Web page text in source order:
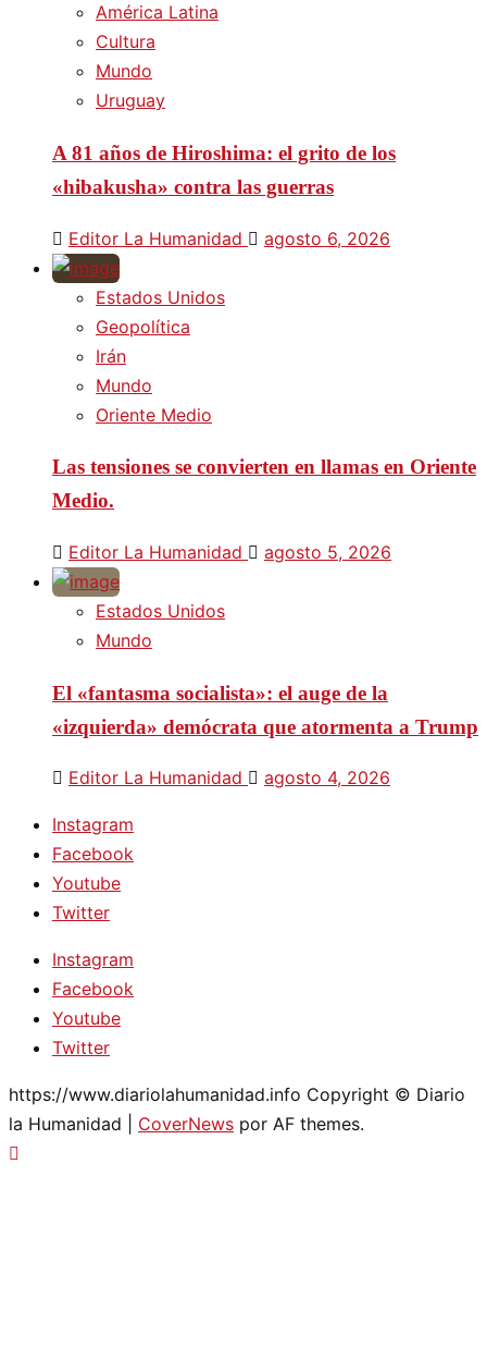
América Latina
Cultura
Mundo
Uruguay
A 81 años de Hiroshima: el grito de los
«hibakusha» contra las guerras
Editor La Humanidad agosto 6, 2026
Estados Unidos
Geopolítica
Irán
Mundo
Oriente Medio
Las tensiones se convierten en llamas en Oriente
Medio.
Editor La Humanidad agosto 5, 2026
Estados Unidos
Mundo
El «fantasma socialista»: el auge de la
«izquierda» demócrata que atormenta a Trump
Editor La Humanidad agosto 4, 2026
Instagram
Facebook
Youtube
Twitter
Instagram
Facebook
Youtube
Twitter
https://www.diariolahumanidad.info Copyright © Diario
la Humanidad
CoverNews por AF themes.